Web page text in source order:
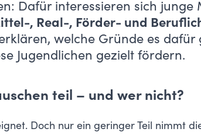
Dafür interessieren sich junge
, Real-, Förder- und
welche Gründe es dafür
Jugendlichen gezielt fördern.
teil – und wer nicht?
Doch nur ein geringer Teil nimmt